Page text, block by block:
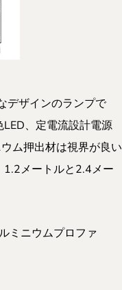
デザインのランプで
、定電流設計電源
ム押出材は視界が良い
1.2メートルと2.4メー
ミニウムプロファ